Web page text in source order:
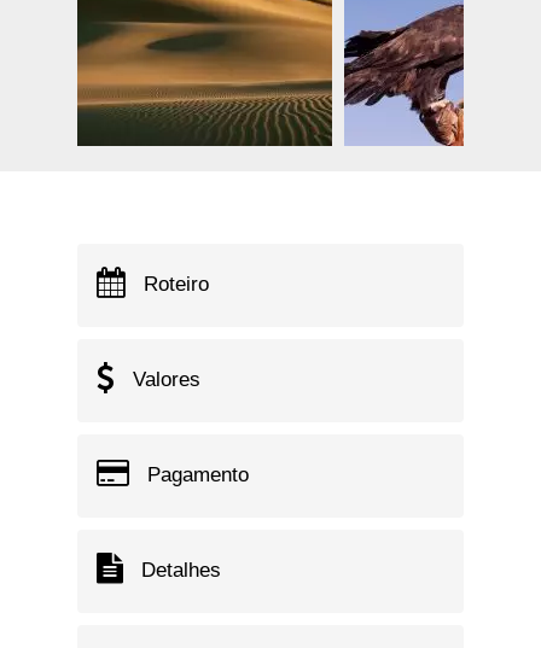
Roteiro
Valores
Pagamento
Detalhes